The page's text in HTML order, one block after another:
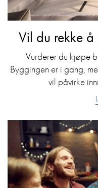
Vil du rekke
Vurderer du kjøpe
Byggingen er i gang,
vil påvirke